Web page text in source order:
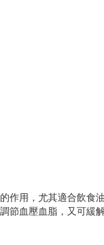
用，尤其適合飲食
血壓血脂，又可緩